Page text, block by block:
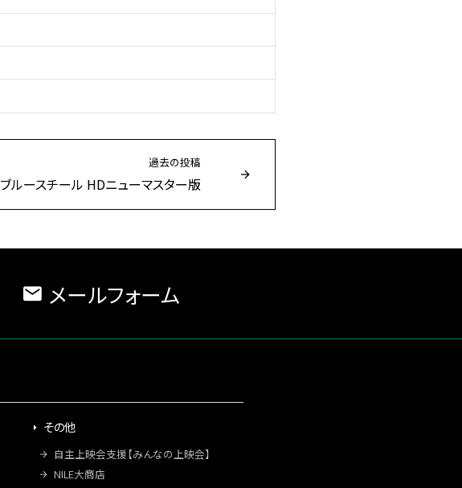
過去の投稿
ブルースチール HDニューマスター版
メールフォーム
その他
自主上映会支援【みんなの上映会】
NILE大商店